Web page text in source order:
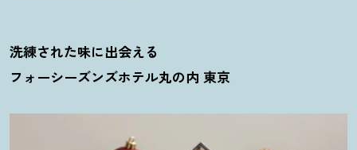
洗練された味に出会える
フォーシーズンズホテル丸の内 東京